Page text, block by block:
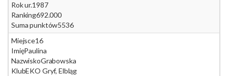
Rok ur.1987
Ranking692.000
Suma punktów5536
Miejsce16
ImięPaulina
NazwiskoGrabowska
KlubEKO Gryf, Elbląg